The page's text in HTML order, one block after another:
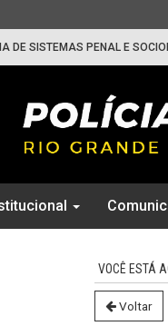
DE SISTEMAS PENAL E
Voltar